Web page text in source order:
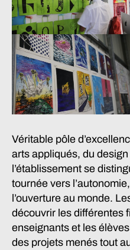
Véritable pôle
arts appliqués, du
l’établissement se
tournée vers
l’ouverture au monde.
découvrir les différentes
enseignants et les
des projets menés tout